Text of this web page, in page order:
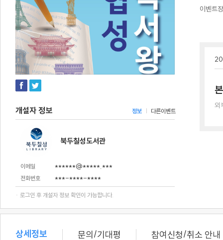
개설자 정보 정보 다른이벤트
북두칠성도서관
이메일 ******@*****.***
전화번호 ***-****-****
· 로그인 후 개설자 정보 확인이 가능합니다.
이벤트
외
상세정보 문의/기대평 참여신청/취소 안내